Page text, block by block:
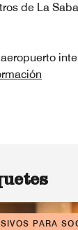
de La
PARA